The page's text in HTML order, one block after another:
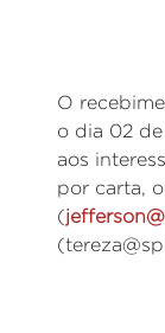
O
o dia 02
aos
por carta,
(